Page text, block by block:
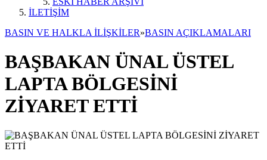
İLETİŞİM
BASIN VE HALKLA İLİŞKİLER»BASIN AÇIKLAMALARI
BAŞBAKAN ÜNAL ÜSTEL
LAPTA BÖLGESİNİ
ZİYARET ETTİ